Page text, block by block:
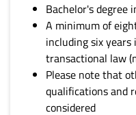
Bachelor's degree
A minimum of
including six
transactional law
Please note that
qualifications and
considered